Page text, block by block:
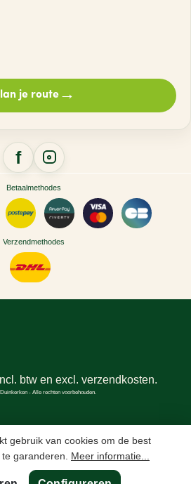
je route→
Betaalmethodes
Verzendmethodes
btw en excl. verzendkosten.
- Alle rechten voorbehouden.
gebruik van cookies om de best
garanderen. Meer informatie...